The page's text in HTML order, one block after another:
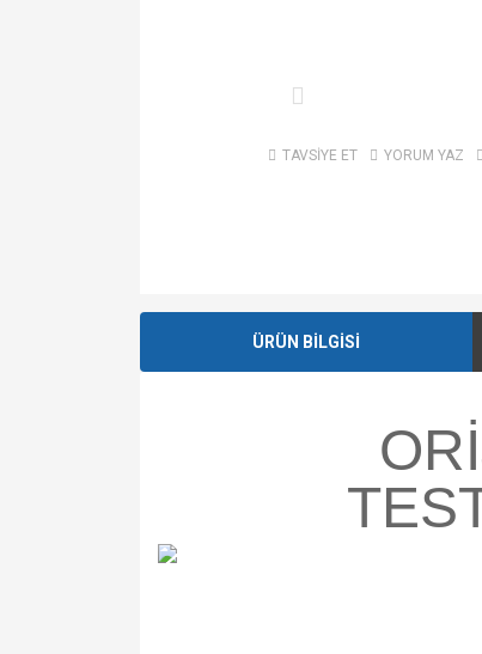
TAVSİYE ET YORUM YAZ
ÜRÜN BİLGİSİ